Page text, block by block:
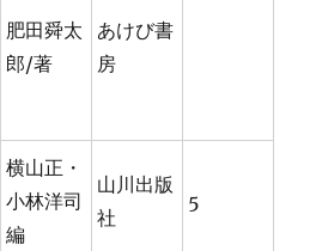
肥田舜太
郎/著
あけび書
房
横山正・
小林洋司
編
山川出版
社
5